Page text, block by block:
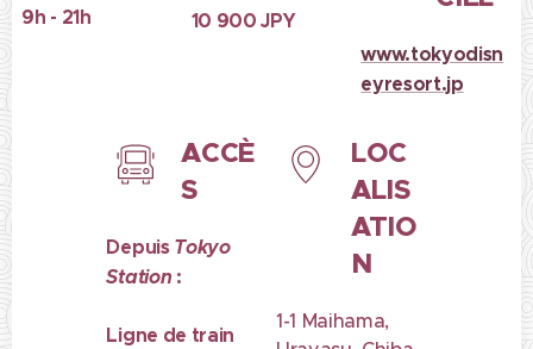
9h - 21h
10 900 JPY
www.tokyodisn
eyresort.jp
ACCÈ
S
DepuisTokyo
Station :
Ligne de train
LOC
ALIS
ATIO
N
1-1 Maihama,